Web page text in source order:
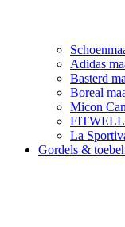
Adidas
Basterd
Boreal
Micon
FITWELL
La
Gordels &